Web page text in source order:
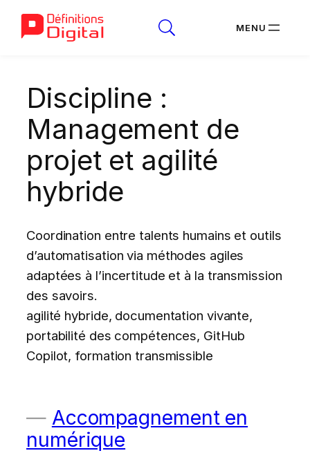
contenu
Discipline :
Management de
projet et agilité
hybride
Coordination entre talents humains et outils
d’automatisation via méthodes agiles
adaptées à l’incertitude et à la transmission
des savoirs.
agilité hybride, documentation vivante,
portabilité des compétences, GitHub
Copilot, formation transmissible
Accompagnement en
numérique